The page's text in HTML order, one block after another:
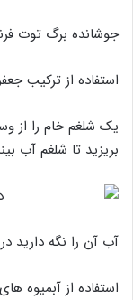
جوشانده برگ توت
استفاده از ترکیب
یک شلغم خام را از
بریزید تا شلغم آب
آب آن را نگه دارید
استفاده از آبمیوه